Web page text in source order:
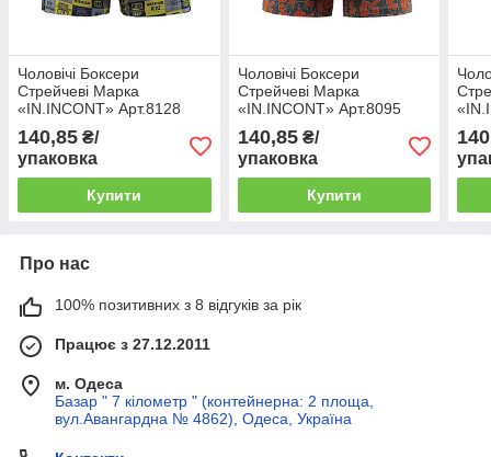
Чоловічі Боксери
Стрейчеві Марка
«IN.INCONT» Арт.8128
140,85 ₴/
упаковка
Купити
Чоловічі Боксери
Стрейчеві Марка
«IN.INCONT» Арт.8095
140,85₴/
упаковка
Купити
Про нас
100% позитивних з 8 відгуків за рік
Працює з 27.12.2011
м. Одеса
Базар " 7 кілометр " (контейнерна: 2 площа,
вул.Авангардна № 4862), Одеса, Україна